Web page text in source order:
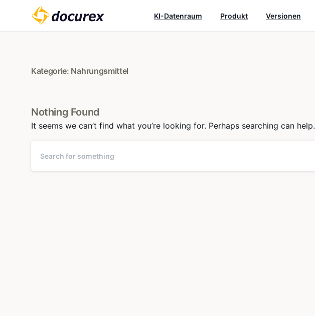
KI-Datenraum Produkt Versionen
Kategorie: Nahrungsmittel
Nothing Found
It seems we can’t find what you’re looking for. Perhaps searching can help.